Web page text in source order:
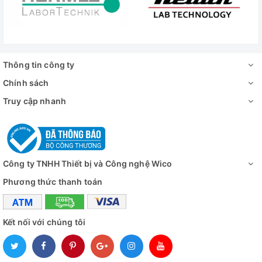
Bơm chân không (bơm piston không
Khối lượng
Công suất
Nguồn điện
Đánh giá
Thông tin công ty
Chính sách
Truy cập nhanh
Công ty TNHH Thiết bị và Công nghệ Wico
Phương thức thanh toán
Kết nối với chúng tôi